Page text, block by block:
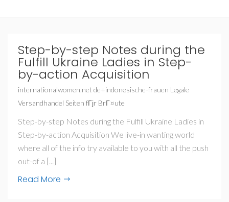
Step-by-step Notes during the
Fulfill Ukraine Ladies in Step-
by-action Acquisition
internationalwomen.net de+indonesische-frauen Legale
Versandhandel Seiten fГјr BrГ¤ute
Step-by-step Notes during the Fulfill Ukraine Ladies in
Step-by-action Acquisition We live-in wanting world
where all of the info try available to you with all the push
out-of a [...]
Read More